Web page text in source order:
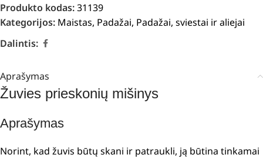
Produkto kodas:31139
Kategorijos: Maistas, Padažai, Padažai, sviestai ir aliejai
Dalintis:
Aprašymas
Žuvies prieskonių mišinys
Aprašymas
Norint, kad žuvis būtų skani ir patraukli, ją būtina tinkamai